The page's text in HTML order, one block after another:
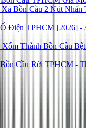
Bồn Cầu 2 Nút Nhấn
Điện TPHCM [2026] -
Xổm Thành Bồn Cầu
Cầu Rời TPHCM -